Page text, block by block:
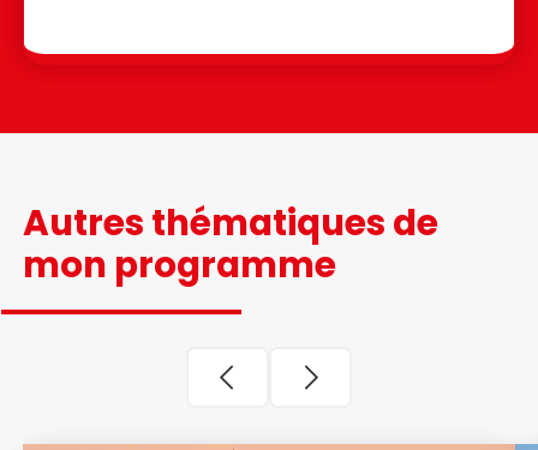
Autres thématiques de
mon programme